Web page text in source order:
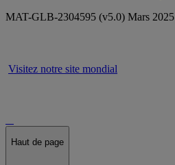
MAT-GLB-2304595 (v5.0) Mars 2025
Visitez notre site mondial
Haut de page